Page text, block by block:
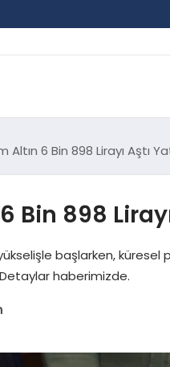
Altın 6 Bin 898 Lirayı Aştı
Bin 898
başlarken, küresel
haberimizde.